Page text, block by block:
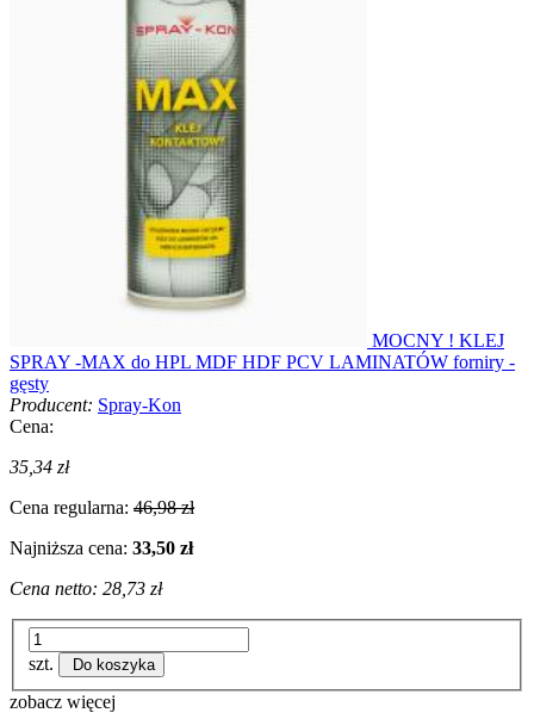
MOCNY ! KLEJ
SPRAY -MAX do HPL MDF HDF PCV LAMINATÓW forniry -
gęsty
Producent: Spray-Kon
Cena:
35,34 zł
Cena regularna: 46,98 zł
Najniższa cena: 33,50 zł
Cena netto: 28,73 zł
szt. Do koszyka
zobacz więcej